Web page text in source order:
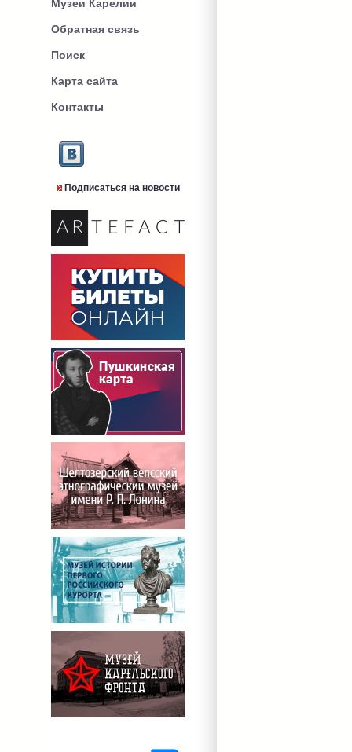
Музеи Карелии
Обратная связь
Поиск
Карта сайта
Контакты
Подписаться на новости